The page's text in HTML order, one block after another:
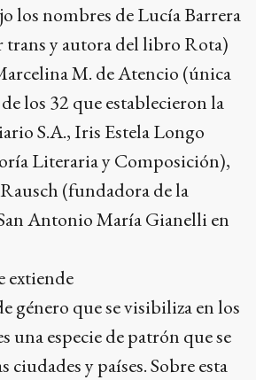
los nombres de Lucía Barrera
trans y autora del libro Rota)
M. de Atencio (única
los 32 que establecieron la
S.A., Iris Estela Longo
Literaria y Composición),
(fundadora de la
Antonio María Gianelli en
extiende
género que se visibiliza en los
una especie de patrón que se
ciudades y países. Sobre esta